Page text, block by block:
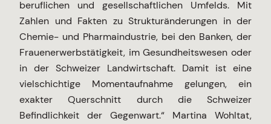
beruflichen und gesellschaftlichen Umfelds. Mit
Zahlen und Fakten zu Strukturänderungen in der
Chemie- und Pharmaindustrie, bei den Banken, der
Frauenerwerbstätigkeit, im Gesundheitswesen oder
in der Schweizer Landwirtschaft. Damit ist eine
vielschichtige Momentaufnahme gelungen, ein
exakter Querschnitt durch die Schweizer
Befindlichkeit der Gegenwart.“ Martina Wohltat,